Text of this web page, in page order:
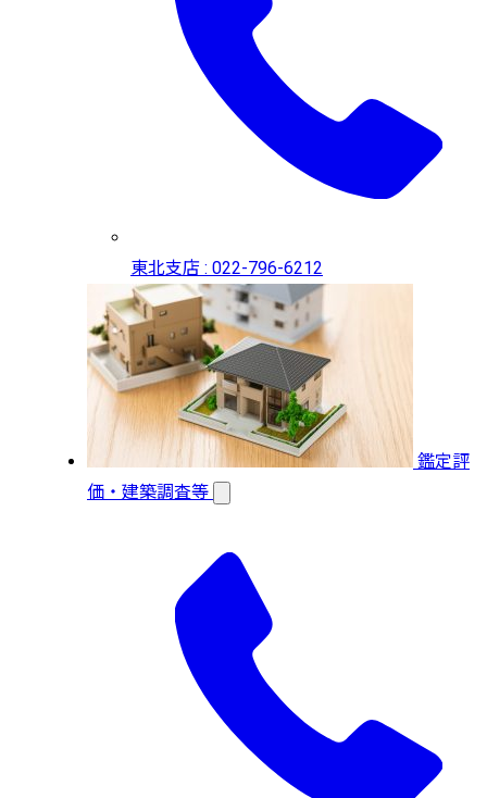
東北支店 : 022-796-6212
鑑定評
価・建築調査等